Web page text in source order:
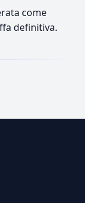
come
definitiva.